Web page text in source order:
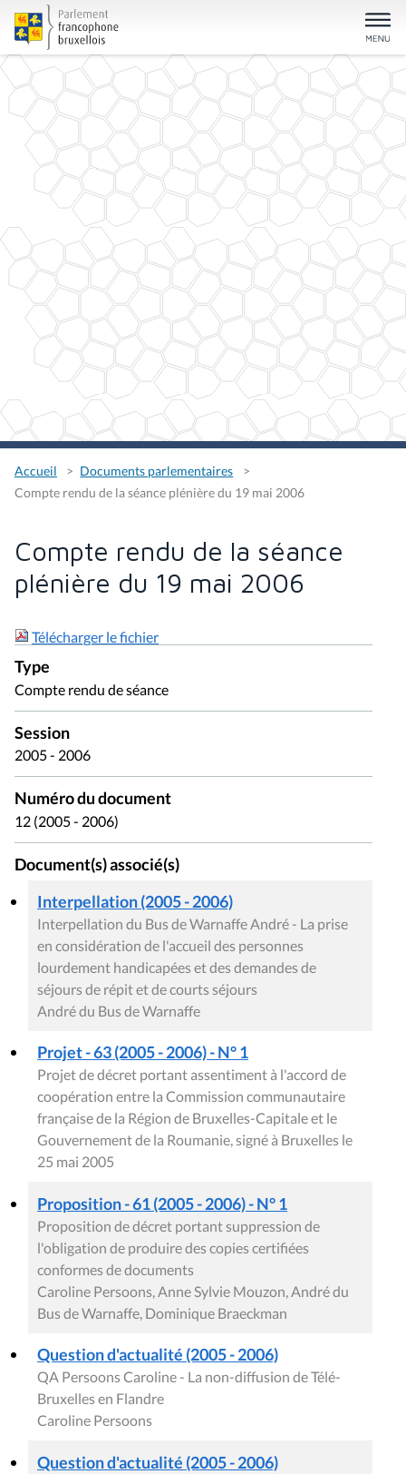
Accueil
Documents parlementaires
Compte rendu de la séance plénière du 19 mai 2006
Compte rendu de la séance
plénière du 19 mai 2006
Télécharger le fichier
Type
Compte rendu de séance
Session
2005 - 2006
Numéro du document
12 (2005 - 2006)
Document(s) associé(s)
Interpellation (2005 - 2006)
Interpellation du Bus de Warnaffe André - La prise
en considération de l'accueil des personnes
lourdement handicapées et des demandes de
séjours de répit et de courts séjours
André du Bus de Warnaffe
Projet - 63 (2005 - 2006) - N° 1
Projet de décret portant assentiment à l'accord de
coopération entre la Commission communautaire
française de la Région de Bruxelles-Capitale et le
Gouvernement de la Roumanie, signé à Bruxelles le
25 mai 2005
Proposition - 61 (2005 - 2006) - N° 1
Proposition de décret portant suppression de
l'obligation de produire des copies certifiées
conformes de documents
Caroline Persoons, Anne Sylvie Mouzon, André du
Bus de Warnaffe, Dominique Braeckman
Question d'actualité (2005 - 2006)
QA Persoons Caroline - La non-diffusion de Télé-
Bruxelles en Flandre
Caroline Persoons
Question d'actualité (2005 - 2006)